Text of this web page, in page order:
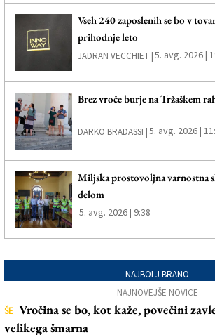
Vseh 240 zaposlenih se bo v
prihodnje leto
JADRAN VECCHIET |5. avg. 2026 |
Brez vroče burje na Tržaškem
DARKO BRADASSI |5. avg. 2026 |
Miljska prostovoljna varnostna
delom
5. avg. 2026 | 9:38
NAJBOLJ BRANO
NAJNOVEJŠE NOVICE
ŠE Vročina se bo, kot kaže, povečini
velikega šmarna